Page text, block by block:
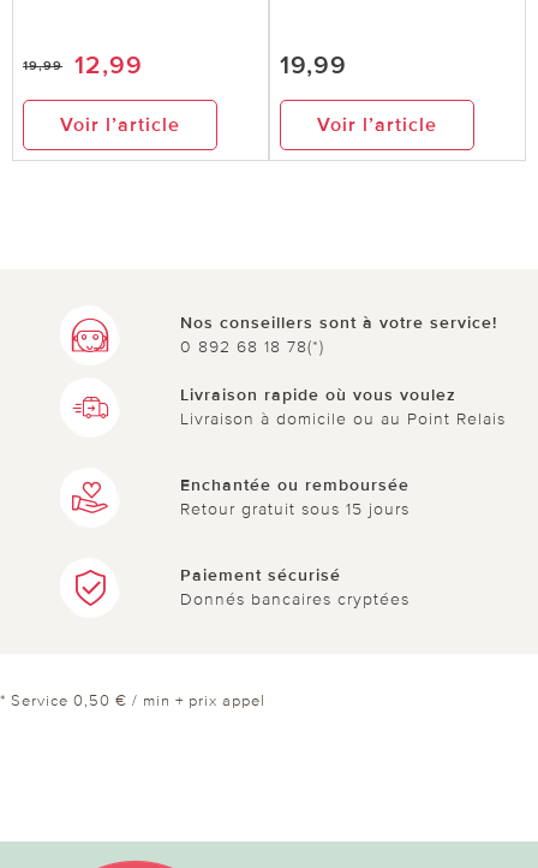
19,99 12,99
Voir l’article
19,99
Voir l’article
Nos conseillers sont à votre service!
0 892 68 18 78(*)
Livraison rapide où vous voulez
Livraison à domicile ou au Point Relais
Enchantée ou remboursée
Retour gratuit sous 15 jours
Paiement sécurisé
Donnés bancaires cryptées
* Service 0,50 € / min + prix appel